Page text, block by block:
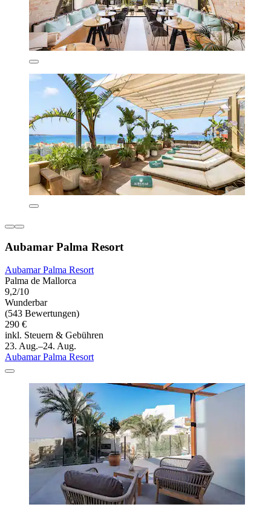
Aubamar Palma Resort
Aubamar Palma Resort
Palma de Mallorca
9,2/10
Wunderbar
(543 Bewertungen)
290 €
inkl. Steuern & Gebühren
23. Aug.–24. Aug.
Aubamar Palma Resort